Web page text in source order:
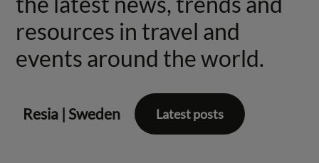
resources in travel and
events around the world.
Resia |Sweden Latest posts